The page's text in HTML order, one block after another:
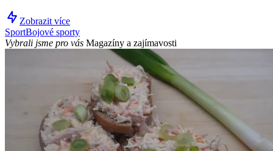
Zobrazit více
SportBojové sporty
Vybrali jsme pro vás Magazíny a zajímavosti